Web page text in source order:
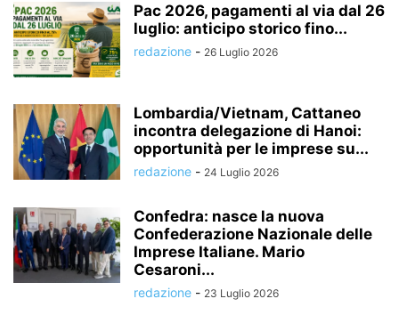
Pac 2026, pagamenti al via dal 26
luglio: anticipo storico fino...
redazione - 26 Luglio 2026
Lombardia/Vietnam, Cattaneo
incontra delegazione di Hanoi:
opportunità per le imprese su...
redazione - 24 Luglio 2026
Confedra: nasce la nuova
Confederazione Nazionale delle
Imprese Italiane. Mario
Cesaroni...
redazione - 23 Luglio 2026